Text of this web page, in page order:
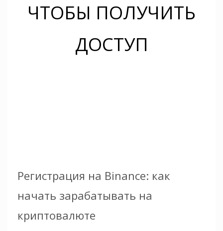
ЧТОБЫ ПОЛУЧИТЬ
ДОСТУП
Регистрация на Binance: как
начать зарабатывать на
криптовалюте